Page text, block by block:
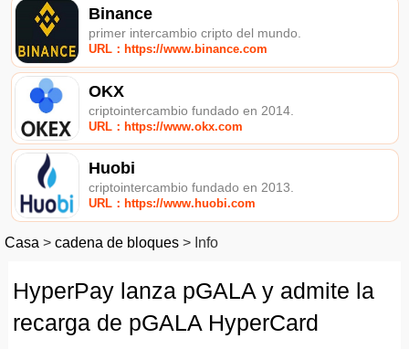
Binance
primer intercambio cripto del mundo.
URL：https://www.binance.com
OKX
criptointercambio fundado en 2014.
URL：https://www.okx.com
Huobi
criptointercambio fundado en 2013.
URL：https://www.huobi.com
Casa > cadena de bloques > Info
HyperPay lanza pGALA y admite la
recarga de pGALA HyperCard